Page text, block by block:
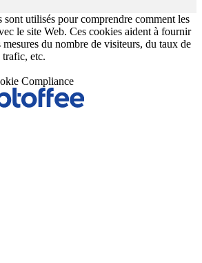
sont utilisés pour comprendre comment les
le site Web. Ces cookies aident à fournir
du nombre de visiteurs, du taux de
trafic, etc.
Compliance